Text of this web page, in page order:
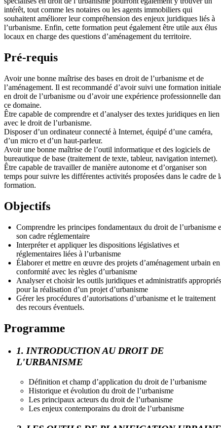
intérêt, tout comme les notaires ou les agents immobiliers qui
souhaitent améliorer leur compréhension des enjeux juridiques liés à
l’urbanisme. Enfin, cette formation peut également être utile aux élus
locaux en charge des questions d’aménagement du territoire.
Pré-requis
Avoir une bonne maîtrise des bases en droit de l’urbanisme et de
l’aménagement. Il est recommandé d’avoir suivi une formation initiale
en droit de l’urbanisme ou d’avoir une expérience professionnelle
ce domaine.
Être capable de comprendre et d’analyser des textes juridiques en lien
avec le droit de l’urbanisme.
Disposer d’un ordinateur connecté à Internet, équipé d’une caméra,
d’un micro et d’un haut-parleur.
Avoir une bonne maîtrise de l’outil informatique et des logiciels de
bureautique de base (traitement de texte, tableur, navigation internet).
Être capable de travailler de manière autonome et d’organiser son
temps pour suivre les différentes activités proposées dans le cadre de
formation.
Objectifs
Comprendre les principes fondamentaux du droit de l’urbanisme
son cadre réglementaire
Interpréter et appliquer les dispositions législatives et
réglementaires liées à l’urbanisme
Élaborer et mettre en œuvre des projets d’aménagement urbain en
conformité avec les règles d’urbanisme
Analyser et choisir les outils juridiques et administratifs appropriés
pour la réalisation d’un projet d’urbanisme
Gérer les procédures d’autorisations d’urbanisme et le traitement
des recours éventuels.
Programme
1. INTRODUCTION AU DROIT DE
L'URBANISME
Définition et champ d’application du droit de l’urbanisme
Historique et évolution du droit de l’urbanisme
Les principaux acteurs du droit de l’urbanisme
Les enjeux contemporains du droit de l’urbanisme